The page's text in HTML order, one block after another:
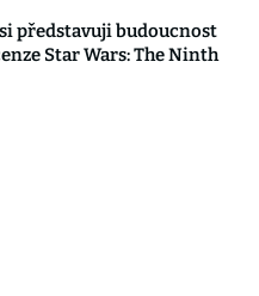
představuji budoucnost
Star Wars: The Ninth